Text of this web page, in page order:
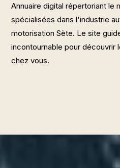
Annuaire digital répertoriant le
spécialisées dans l'industrie
motorisation Sète. Le site
incontournable pour découvrir
chez vous.